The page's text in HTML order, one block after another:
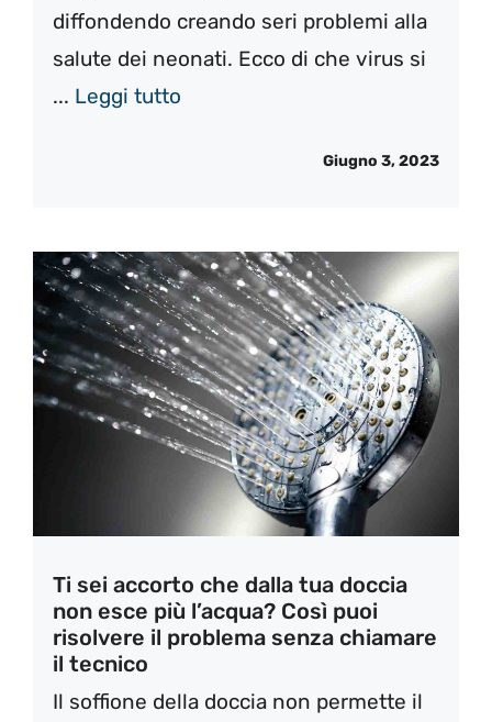
diffondendo creando seri problemi alla
salute dei neonati. Ecco di che virus si
... Leggi tutto
Giugno 3, 2023
Ti sei accorto che dalla tua doccia
non esce più l’acqua? Così puoi
risolvere il problema senza chiamare
il tecnico
Il soffione della doccia non permette il